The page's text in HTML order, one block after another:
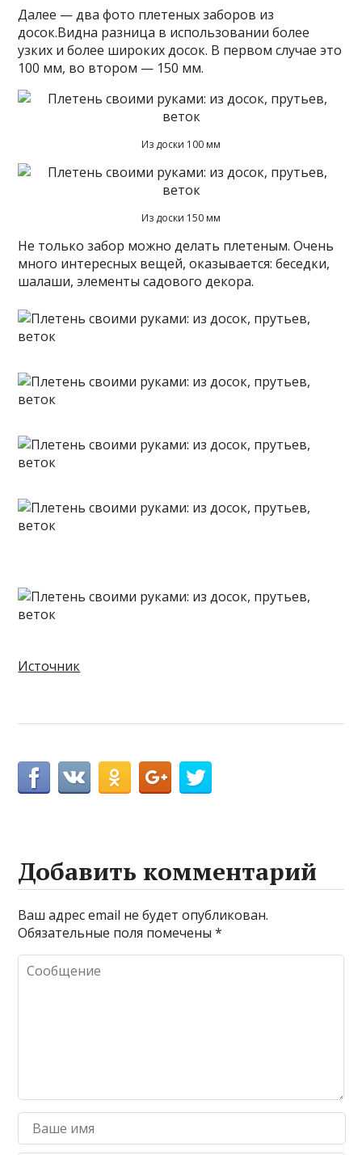
Далее — два фото плетеных заборов из
досок.Видна разница в использовании более
узких и более широких досок. В первом случае это
100 мм, во втором — 150 мм.
Из доски 100 мм
Из доски 150 мм
Не только забор можно делать плетеным. Очень
много интересных вещей, оказывается: беседки,
шалаши, элементы садового декора.
Источник
Добавить комментарий
Ваш адрес email не будет опубликован.
Обязательные поля помечены*